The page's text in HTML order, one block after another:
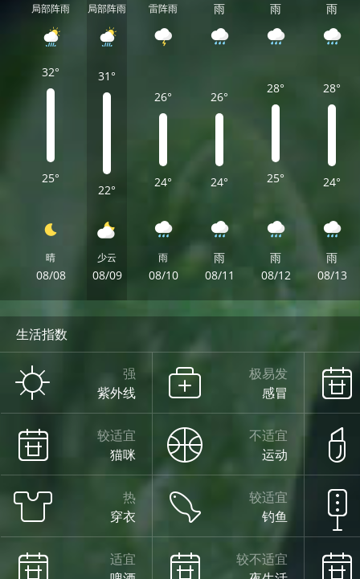
局部阵雨
32°
25°
晴
08/08
局部阵雨
31°
22°
少云
08/09
雷阵雨
26°
24°
雨
08/10
雨
26°
24°
雨
08/11
雨
28°
25°
雨
08/12
雨
28°
24°
雨
08/13
生活指数
强
紫外线
极易发
感冒
较适宜
猫咪
不适宜
运动
热
穿衣
较适宜
钓鱼
适宜
较不适宜